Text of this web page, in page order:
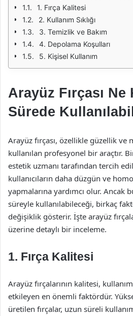
1. Fırça Kalitesi
2. Kullanım Sıklığı
3. Temizlik ve Bakım
4. Depolama Koşulları
5. Kişisel Kullanım
Arayüz Fırçası Ne
Sürede
Arayüz fırçası, özellikle güzellik ve
kullanılan profesyonel bir araçtır.
estetik uzmanı tarafından tercih
kullanıcıların daha düzgün ve
yapmalarına yardımcı olur. Ancak
süreyle kullanılabileceği, birkaç
değişiklik gösterir. İşte arayüz
üzerine detaylı bir inceleme.
1. Fırça Kalitesi
Arayüz fırçalarının kalitesi,
etkileyen en önemli faktördür.
üretilen fırçalar, uzun süreli